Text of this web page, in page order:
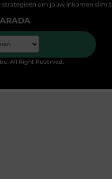
strategieën om jouw inkomen slim
All Right Reserved.